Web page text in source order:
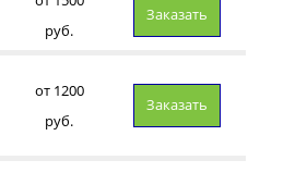
руб.
Заказать
от 1200
руб.
Заказать